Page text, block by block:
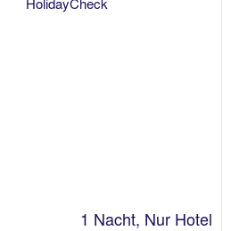
1 Nacht, Nur Hotel